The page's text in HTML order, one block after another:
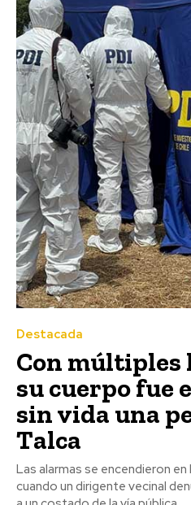
Destacada
Con múltiples
su cuerpo fue
sin vida una
Talca
Las alarmas se encendieron
cuando un dirigente vecinal